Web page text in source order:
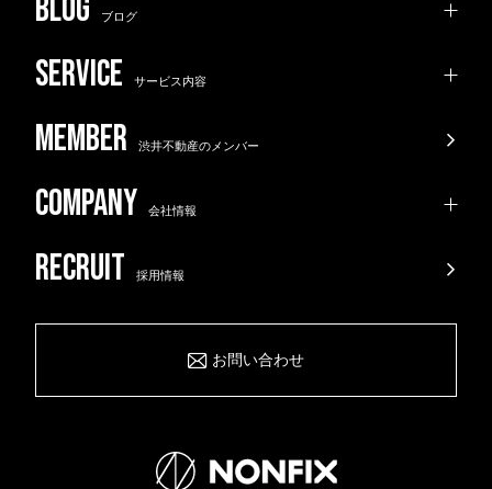
ブログ
サービス内容
渋井不動産のメンバー
会社情報
採用情報
お問い合わせ